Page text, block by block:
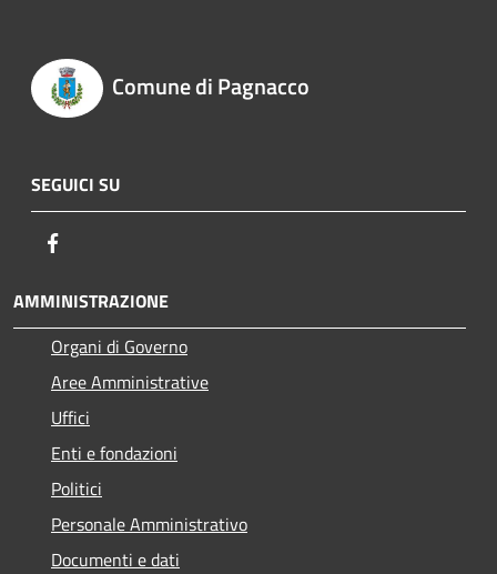
Comune di Pagnacco
SEGUICI SU
AMMINISTRAZIONE
Organi di Governo
Aree Amministrative
Uffici
Enti e fondazioni
Politici
Personale Amministrativo
Documenti e dati